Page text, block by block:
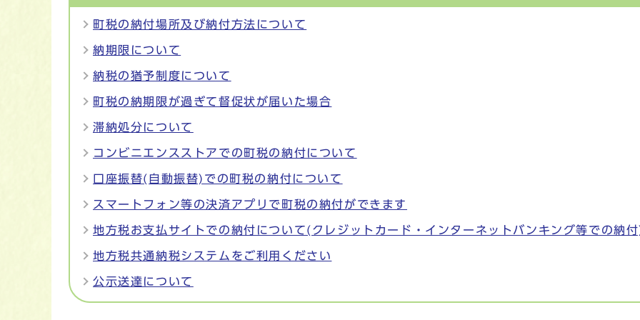
町税の納付場所及び納付方法について
納期限について
納税の猶予制度について
町税の納期限が過ぎて督促状が届いた場合
滞納処分について
コンビニエンスストアでの町税の納付について
口座振替(自動振替)での町税の納付について
スマートフォン等の決済アプリで町税の納付ができます
地方税お支払サイトでの納付について(クレジットカード・インターネットバンキング等での納
地方税共通納税システムをご利用ください
公示送達について